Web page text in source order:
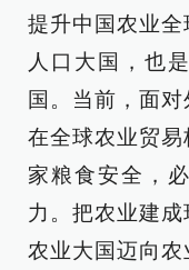
提升中国农业
人口大国，也
国。当前，面
在全球农业贸易
家粮食安全，
力。把农业建
农业大国迈向农